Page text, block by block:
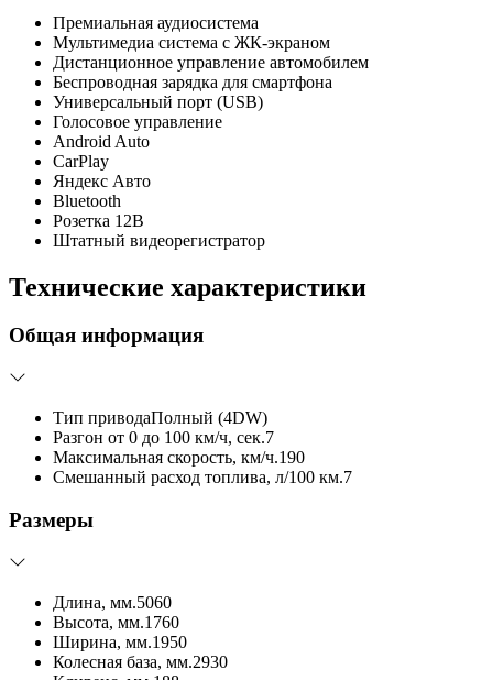
Премиальная аудиосистема
Мультимедиа система с ЖК-экраном
Дистанционное управление автомобилем
Беспроводная зарядка для смартфона
Универсальный порт (USB)
Голосовое управление
Android Auto
CarPlay
Яндекс Авто
Bluetooth
Розетка 12В
Штатный видеорегистратор
Технические характеристики
Общая информация
Тип приводаПолный (4DW)
Разгон от 0 до 100 км/ч, сек.7
Максимальная скорость, км/ч.190
Смешанный расход топлива, л/100 км.7
Размеры
Длина, мм.5060
Высота, мм.1760
Ширина, мм.1950
Колесная база, мм.2930